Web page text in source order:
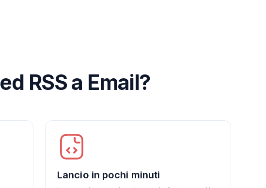
RSS a Email?
Lancio in pochi minuti